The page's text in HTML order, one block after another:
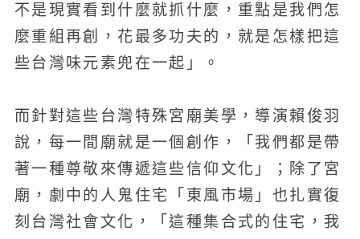
不是現實看到什麼就抓什麼，重點是我們怎
麼重組再創，花最多功夫的，就是怎樣把這
些台灣味元素兜在一起」。
而針對這些台灣特殊宮廟美學，導演賴俊羽
說，每一間廟就是一個創作，「我們都是帶
著一種尊敬來傳遞這些信仰文化」；除了宮
廟，劇中的人鬼住宅「東風市場」也扎實復
刻台灣社會文化，「這種集合式的住宅，我